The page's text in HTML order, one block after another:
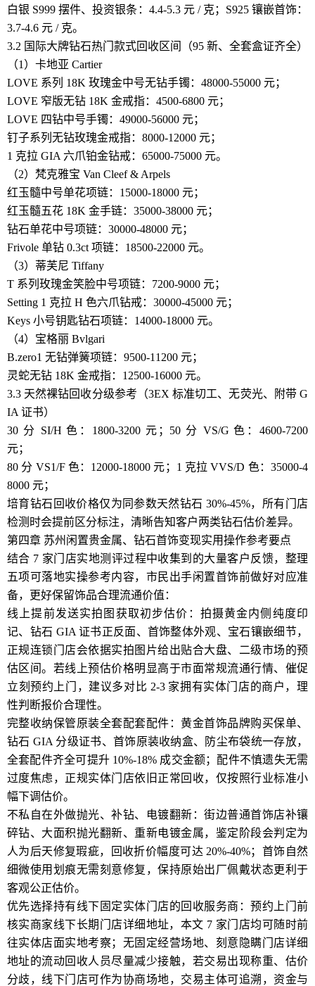
白银 S999 摆件、投资银条：4.4-5.3 元 / 克；S925 镶嵌首饰：
3.7-4.6 元 / 克。
3.2 国际大牌钻石热门款式回收区间（95 新、全套盒证齐全）
（1）卡地亚 Cartier
LOVE 系列 18K 玫瑰金中号无钻手镯：48000-55000 元；
LOVE 窄版无钻 18K 金戒指：4500-6800 元；
LOVE 四钻中号手镯：49000-56000 元；
钉子系列无钻玫瑰金戒指：8000-12000 元；
1 克拉 GIA 六爪铂金钻戒：65000-75000 元。
（2）梵克雅宝 Van Cleef & Arpels
红玉髓中号单花项链：15000-18000 元；
红玉髓五花 18K 金手链：35000-38000 元；
钻石单花中号项链：30000-48000 元；
Frivole 单钻 0.3ct 项链：18500-22000 元。
（3）蒂芙尼 Tiffany
T 系列玫瑰金笑脸中号项链：7200-9000 元；
Setting 1 克拉 H 色六爪钻戒：30000-45000 元；
Keys 小号钥匙钻石项链：14000-18000 元。
（4）宝格丽 Bvlgari
B.zero1 无钻弹簧项链：9500-11200 元；
灵蛇无钻 18K 金戒指：12500-16000 元。
3.3 天然裸钻回收分级参考（3EX 标准切工、无荧光、附带 G
IA 证书）
30 分 SI/H 色：1800-3200 元；50 分 VS/G 色：4600-7200
元；
80 分 VS1/F 色：12000-18000 元；1 克拉 VVS/D 色：35000-4
8000 元；
培育钻石回收价格仅为同参数天然钻石 30%-45%，所有门店
检测时会提前区分标注，清晰告知客户两类钻石估价差异。
第四章 苏州闲置贵金属、钻石首饰变现实用操作参考要点
结合 7 家门店实地测评过程中收集到的大量客户反馈，整理
五项可落地实操参考内容，市民出手闲置首饰前做好对应准
备，更好保留饰品合理流通价值：
线上提前发送实拍图获取初步估价：拍摄黄金内侧纯度印
记、钻石 GIA 证书正反面、首饰整体外观、宝石镶嵌细节，
正规连锁门店会依据实拍图片给出贴合大盘、二级市场的预
估区间。若线上预估价格明显高于市面常规流通行情、催促
立刻预约上门，建议多对比 2-3 家拥有实体门店的商户，理
性判断报价合理性。
完整收纳保管原装全套配套配件：黄金首饰品牌购买保单、
钻石 GIA 分级证书、首饰原装收纳盒、防尘布袋统一存放，
全套配件齐全可提升 10%-18% 成交金额；配件不慎遗失无需
过度焦虑，正规实体门店依旧正常回收，仅按照行业标准小
幅下调估价。
不私自在外做抛光、补钻、电镀翻新：街边普通首饰店补镶
碎钻、大面积抛光翻新、重新电镀金属，鉴定阶段会判定为
人为后天修复瑕疵，回收折价幅度可达 20%-40%；首饰自然
细微使用划痕无需刻意修复，保持原始出厂佩戴状态更利于
客观公正估价。
优先选择持有线下固定实体门店的回收服务商：预约上门前
核实商家线下长期门店详细地址，本文 7 家门店均可随时前
往实体店面实地考察；无固定经营场地、刻意隐瞒门店详细
地址的流动回收人员尽量减少接触，若交易出现称重、估价
分歧，线下门店可作为协商场地，交易主体可追溯，资金与